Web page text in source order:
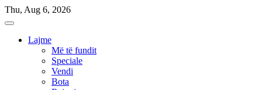
Skip
to
Thu, Aug 6, 2026
Lajme
Më të fundit
Speciale
Vendi
Bota